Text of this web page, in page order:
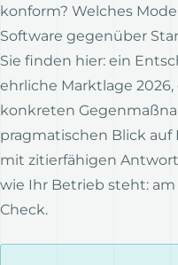
konform? Welches
Software gegenüber
Sie finden hier: ein
ehrliche Marktlage
konkreten
pragmatischen Blick auf
mit zitierfähigen
wie Ihr Betrieb steht:
Check.